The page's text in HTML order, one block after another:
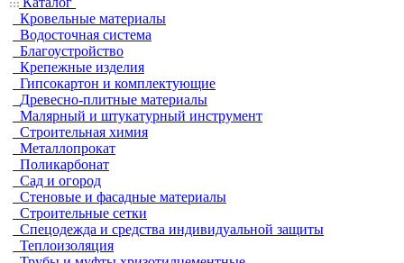
Кровельные материалы
Водосточная система
Благоустройство
Крепежные изделия
Гипсокартон и комплектующие
Древесно-плитные материалы
Малярный и штукатурный инструмент
Строительная химия
Металлопрокат
Поликарбонат
Сад и огород
Стеновые и фасадные материалы
Строительные сетки
Спецодежда и средства индивидуальной защиты
Теплоизоляция